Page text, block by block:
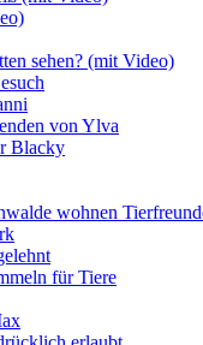
sehen? (mit Video)
von Ylva
Blacky
wohnen
für Tiere